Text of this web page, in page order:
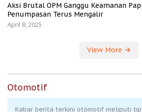
Aksi Brutal OPM Ganggu Keamanan
Penumpasan Terus Mengalir
April 8, 2025
View More
Otomotif
Kabar berita terkini otomotif meliputi